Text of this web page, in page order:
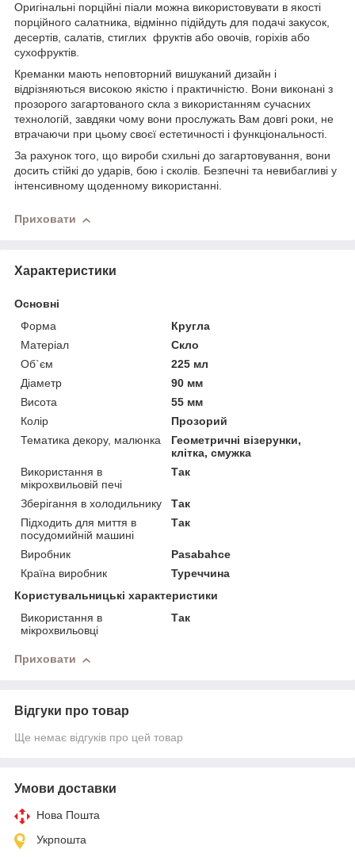
Оригінальні порційні піали можна використовувати в якості
порційного салатника, відмінно підійдуть для подачі закусок,
десертів, салатів, стиглих фруктів або овочів, горіхів або
сухофруктів.
Креманки мають неповторний вишуканий дизайн і
відрізняються високою якістю і практичністю. Вони виконані з
прозорого загартованого скла з використанням сучасних
технологій, завдяки чому вони прослужать Вам довгі роки, не
втрачаючи при цьому своєї естетичності і функціональності.
За рахунок того, що вироби схильні до загартовування, вони
досить стійкі до ударів, бою і сколів. Безпечні та невибагливі у
інтенсивному щоденному використанні.
Приховати
Характеристики
Основні
Форма
Кругла
Матеріал
Скло
Об`єм
225 мл
Діаметр
90 мм
Висота
55 мм
Колір
Прозорий
Тематика декору, малюнка
Геометричні візерунки,
клітка, смужка
Використання в
мікрохвильовій печі
Так
Зберігання в холодильнику
Так
Підходить для миття в
посудомийній машині
Так
Виробник
Pasabahce
Країна виробник
Туреччина
Користувальницькі характеристики
Використання в
мікрохвильовці
Так
Приховати
Відгуки про товар
Ще немає відгуків про цей товар
Умови доставки
Нова Пошта
Укрпошта